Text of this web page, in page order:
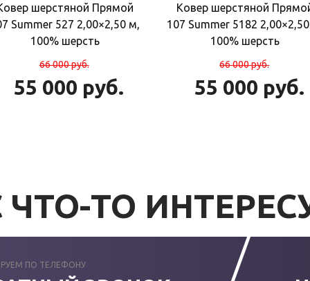
шерстяной Прямой
Summer 527 2,00×2,50 м,
100% шерсть
66 000руб.
55 000 руб.
Ковер шерстяной
107 Summer 5182
100% шерсть
66 000руб.
55 000 руб.
ЧТО-ТО
ПО ТЕЛЕФОНУ